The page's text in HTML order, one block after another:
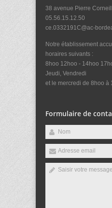
38 avenue Pierre
05.56.15.12.50
ce.0332191C@ac-
Notre établissement
horaires suivants :
8hoo 12hoo - 14hoo
Jeudi, Vendredi
et le mercredi de 8hoo à
Formulaire de